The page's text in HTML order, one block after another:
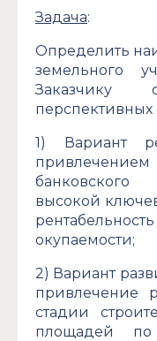
Задача:
Определить
земельного
перспективных
1) Вариант
высокой
окупаемости;
2) Вариант
привлечение
стадии
площадей